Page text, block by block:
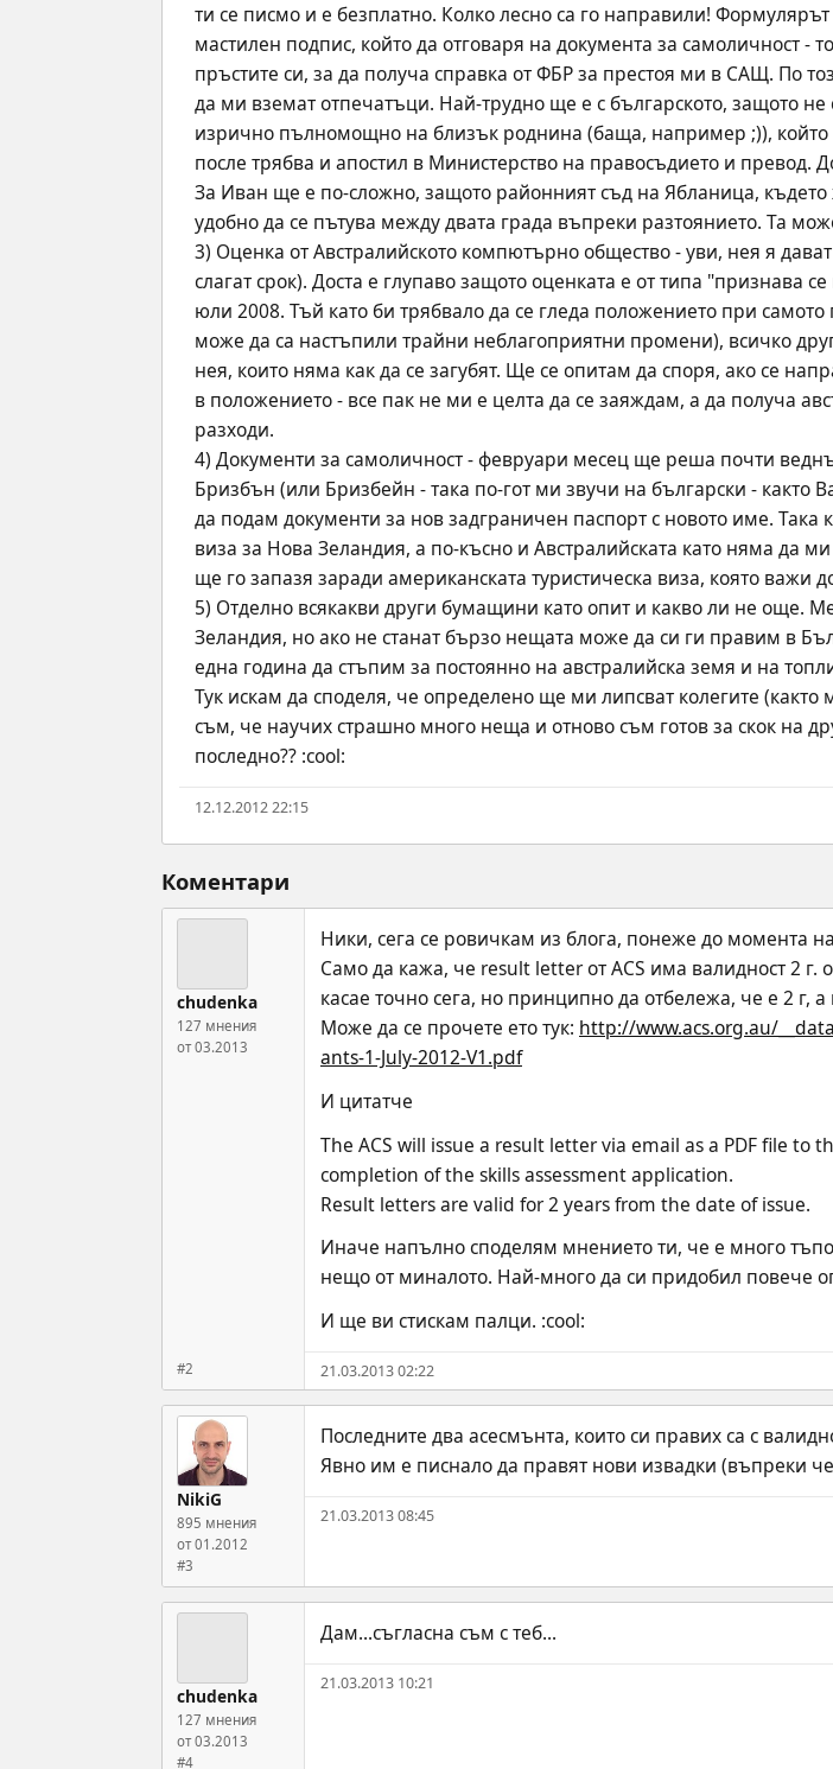
ти се писмо и е безплатно. Колко лесно са го направили!
мастилен подпис, който да отговаря на документа за самоличност
пръстите си, за да получа справка от ФБР за престоя ми в САЩ. По
да ми вземат отпечатъци. Най-трудно ще е с българското, защото
изрично пълномощно на близък роднина (баща, например ;)), който
после трябва и апостил в Министерство на правосъдието и
За Иван ще е по-сложно, защото районният съд на Ябланица,
удобно да се пътува между двата града въпреки разтоянието. Та
3) Оценка от Австралийското компютърно общество - уви, нея я
слагат срок). Доста е глупаво защото оценката е от типа "признава
юли 2008. Тъй като би трябвало да се гледа положението при
може да са настъпили трайни неблагоприятни промени), всичко
нея, които няма как да се загубят. Ще се опитам да споря, ако се
в положението - все пак не ми е целта да се заяждам, а да получа
разходи.
4) Документи за самоличност - февруари месец ще реша почти
Бризбън (или Бризбейн - така по-гот ми звучи на български -
да подам документи за нов задграничен паспорт с новото име. Така
виза за Нова Зеландия, а по-късно и Австралийската като няма да
ще го запазя заради американската туристическа виза, която важи
5) Отделно всякакви други бумащини като опит и какво ли не още.
Зеландия, но ако не станат бързо нещата може да си ги правим в
една година да стъпим за постоянно на австралийска земя и на
Тук искам да споделя, че определено ще ми липсват колегите
съм, че научих страшно много неща и отново съм готов за скок на
последно?? :cool:
12.12.2012 22:15
Коментари
chudenka
127 мнения
от 03.2013
#2
Ники, сега се ровичкам из блога, понеже до момента
Само да кажа, че result letter от ACS има валидност 2 г.
касае точно сега, но принципно да отбележа, че е 2 г, а
Може да се прочете ето тук: http://www.acs.org.au/
ants-1-July-2012-V1.pdf
И цитатче
The ACS will issue a result letter via email as a PDF file
completion of the skills assessment application.
Result letters are valid for 2 years from the date of issue.
Иначе напълно споделям мнението ти, че е много
нещо от миналото. Най-много да си придобил повече
И ще ви стискам палци. :cool:
21.03.2013 02:22
NikiG
895 мнения
от 01.2012
#3
Последните два асесмънта, които си правих са с
Явно им е писнало да правят нови извадки (въпреки
21.03.2013 08:45
chudenka
127 мнения
от 03.2013
#4
Дам...съгласна съм с теб...
21.03.2013 10:21